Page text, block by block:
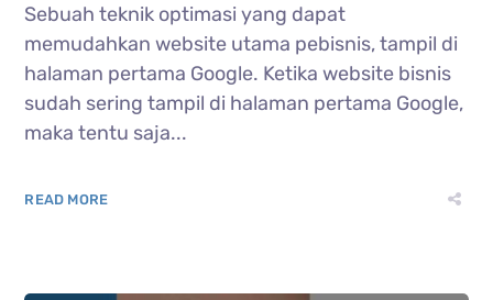
Sebuah teknik optimasi yang dapat
memudahkan website utama pebisnis, tampil di
halaman pertama Google. Ketika website bisnis
sudah sering tampil di halaman pertama Google,
maka tentu saja...
READ MORE